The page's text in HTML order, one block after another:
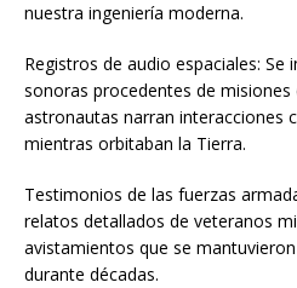
nuestra ingeniería moderna.
Registros de audio espaciales: Se
sonoras procedentes de misiones
astronautas narran interacciones
mientras orbitaban la Tierra.
Testimonios de las fuerzas
relatos detallados de veteranos
avistamientos que se
durante décadas.